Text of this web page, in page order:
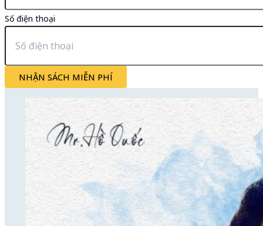
Số điện thoại
NHẬN SÁCH MIỄN PHÍ